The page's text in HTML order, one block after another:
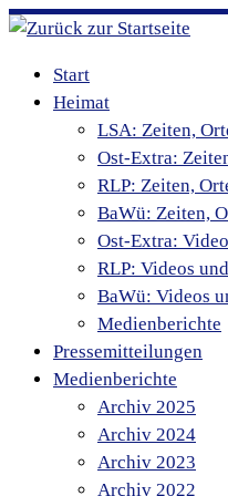
Zum
springen
Start
Heimat
LSA: Zeiten,
Ost-Extra:
RLP: Zeiten,
BaWü: Zeiten,
Ost-Extra:
RLP: Videos
BaWü: Videos
Medienberichte
Pressemitteilungen
Medienberichte
Archiv 2025
Archiv 2024
Archiv 2023
Archiv 2022